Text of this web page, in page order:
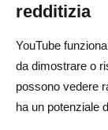
redditizia
YouTube
da dimostrare o
possono vedere
ha un potenziale